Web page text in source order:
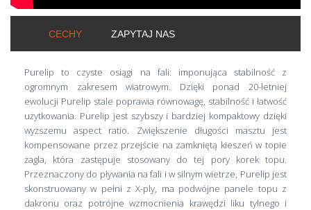
CECHY ZAPYTAJ NAS
Purelip to czyste osiągi na fali: imponująca stabilność z
ogromnym zakresem wiatrowym. Dzięki ponad 20-letniej
ewolucji Purelip stale poprawia równowagę, stabilność i łatwość
użytkowania. Purelip jest szybszy i bardziej kompaktowy dzięki
wyższemu aspect ratio. Zwiększenie długości masztu jest
kompensowane przez przejście na zamkniętą kieszeń w topie
żagla, która zastępuje stosowany do tej pory korek topu.
Przeznaczony do pływania na fali i w silnym wietrze, Purelip jest
skonstruowany w pełni z X-ply, ma podwójne panele topu z
dakronu oraz potrójne wzmocnienia krawędzi liku tylnego i